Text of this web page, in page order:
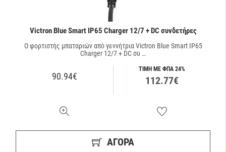
Victron Blue Smart IP65 Charger 12/7 + DC συνδετήρες
O φορτιστής μπαταριών από γεννήτρια Victron Blue Smart IP65
Charger 12/7 + DC συ …
90.94€
ΤΙΜΗ ΜΕ ΦΠΑ 24%
112.77€
ΑΓΟΡΑ